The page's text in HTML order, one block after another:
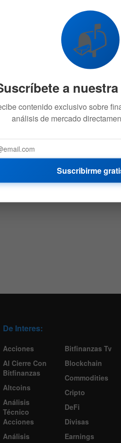
De Interes:
Acciones
Al Cierre Con
Bitfinanzas
Altcoins
Análisis
Técnico
Acciones
Análisis
Bitfinanzas Tv
Blockchain
Commodities
Cripto
DeFi
Divisas
Earnings
📬
a
contenido exclusivo sobre
análisis de mercado
Suscribirme